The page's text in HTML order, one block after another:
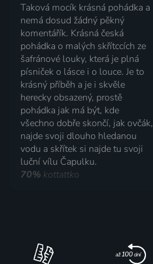
Taková mocík krásná pohádka a
nemá dosud žádný pěkný
komentářík. Krásná česká
pohádka o malých skřítccích ze
šafránové louky, která je plná
písniček o lásce i o louce. Je to
krásný příběh a je i skvěle
herecky obsazený, prostě
pohádka jak má být, kde
všechno dobře skončí, jak ovčák,
najde svoji dlouho hledanou
vodu a skřítek si najde tu svoji
luční vílu Čapulku.
70% kottattko